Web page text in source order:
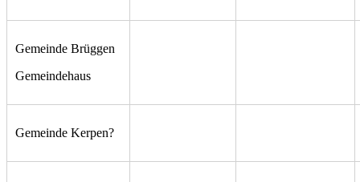
Gemeinde Brüggen
Gemeindehaus
Gemeinde Kerpen?